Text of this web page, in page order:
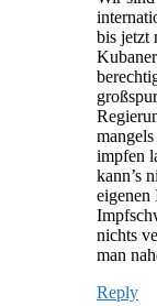
bis jetzt
impfen
kann’s
nichts
man
Reply